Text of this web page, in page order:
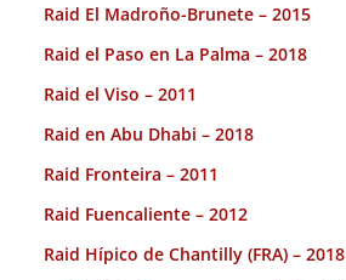
Raid El Madroño-Brunete – 2015
Raid el Paso en La Palma – 2018
Raid el Viso – 2011
Raid en Abu Dhabi – 2018
Raid Fronteira – 2011
Raid Fuencaliente – 2012
Raid Hípico de Chantilly (FRA) – 2018